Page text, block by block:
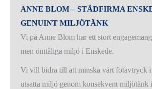
ANNE BLOM – STÄDFIRMA
GENUINT MILJÖTÄNK
Vi på Anne Blom har ett stort
men ömtåliga miljö i Enskede.
Vi vill bidra till att minska vårt fotavtryck i
utsatta miljö genom konsekvent miljötänk